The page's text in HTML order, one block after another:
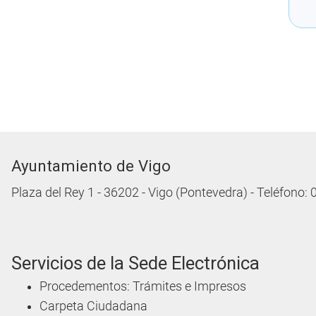
Ayuntamiento de Vigo
Plaza del Rey 1 - 36202 - Vigo (Pontevedra) - Teléfono:
Servicios de la Sede Electrónica
Procedementos: Trámites e Impresos
Carpeta Ciudadana